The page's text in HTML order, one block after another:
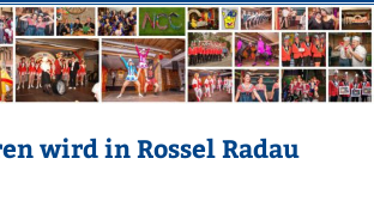
wird in Rossel Radau